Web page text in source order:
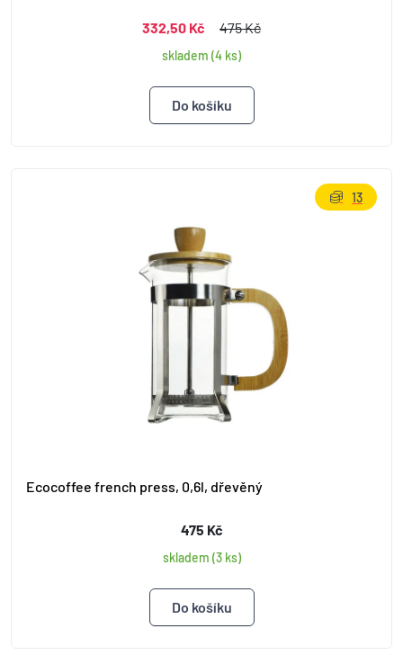
332,50 Kč 475 Kč
skladem (4 ks)
Ecocoffee french press, 0,6l, dřevěný
475 Kč
skladem (3 ks)
13